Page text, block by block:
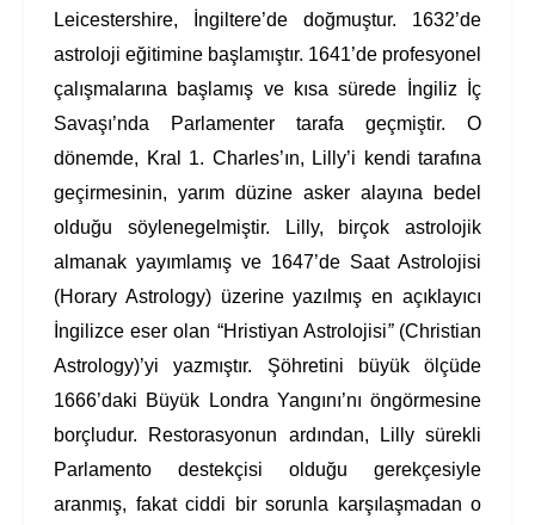
Leicestershire, İngiltere’de doğmuştur. 1632’de
astroloji eğitimine başlamıştır. 1641’de profesyonel
çalışmalarına başlamış ve kısa sürede İngiliz İç
Savaşı’nda Parlamenter tarafa geçmiştir. O
dönemde, Kral 1. Charles’ın, Lilly’i kendi tarafına
geçirmesinin, yarım düzine asker alayına bedel
olduğu söylenegelmiştir. Lilly, birçok astrolojik
almanak yayımlamış ve 1647’de Saat Astrolojisi
(Horary Astrology) üzerine yazılmış en açıklayıcı
İngilizce eser olan “Hristiyan Astrolojisi”(Christian
Astrology)’yi yazmıştır. Şöhretini büyük ölçüde
1666’daki Büyük Londra Yangını’nı öngörmesine
borçludur. Restorasyonun ardından, Lilly sürekli
Parlamento destekçisi olduğu gerekçesiyle
aranmış, fakat ciddi bir sorunla karşılaşmadan o